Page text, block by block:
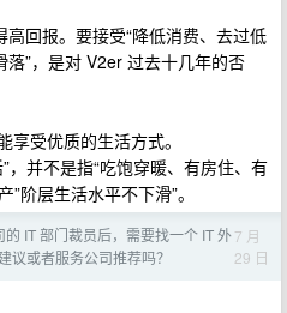
高回报。要接受“降低消费、去过低
落”，是对 V2er 过去十几年的否
受优质的生活方式。
，并不是指“吃饱穿暖、有房住、有
”阶层生活水平不下滑”。
的 IT 部门裁员后，需要找一个 IT 外
议或者服务公司推荐吗？
7 月
29 日